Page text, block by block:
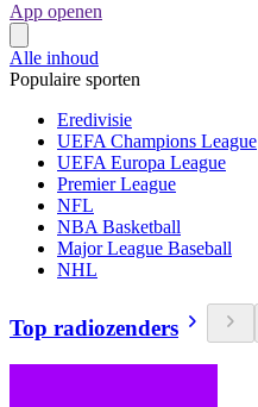
App openen
Alle inhoud
Populaire sporten
Eredivisie
UEFA Champions League
UEFA Europa League
Premier League
NFL
NBA Basketball
Major League Baseball
NHL
Top radiozenders